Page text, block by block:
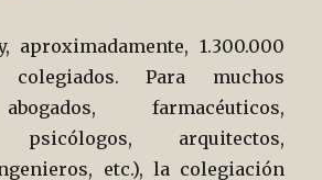
tu
Colegio
de
aproximadamente, 1.300.000
colegiados. Para muchos
farmacéuticos,
arquitectos,
etc.), la colegiación